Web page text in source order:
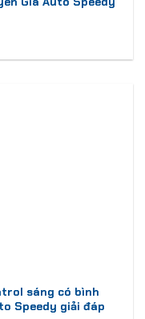
sáng có bình
Speedy giải đáp